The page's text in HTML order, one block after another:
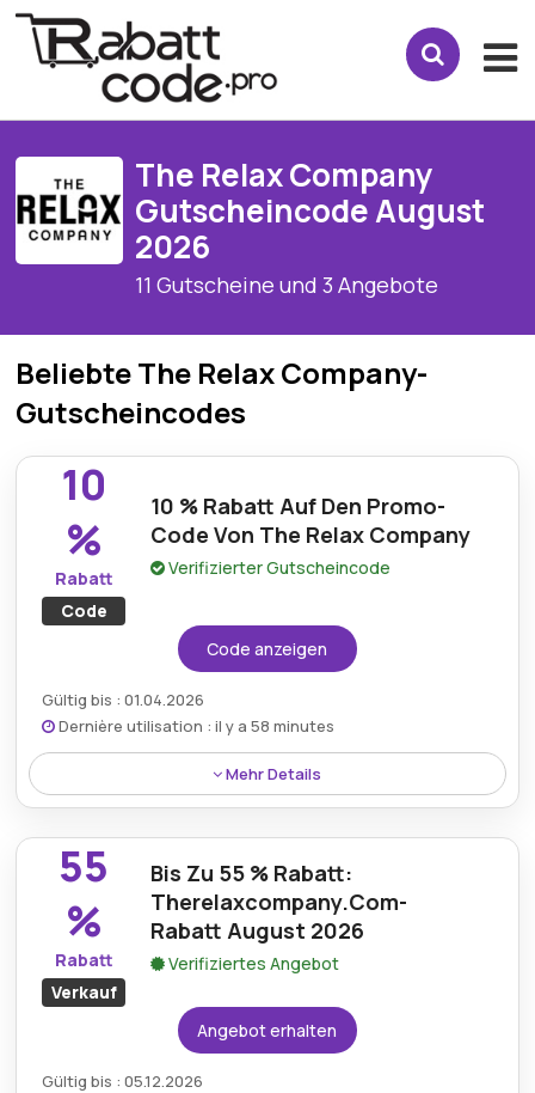
The Relax Company
Gutscheincode August
2026
11 Gutscheine und 3 Angebote
Beliebte The Relax Company-
Gutscheincodes
10
%
Rabatt
Code
10 % Rabatt Auf Den Promo-
Code Von The Relax Company
Verifizierter Gutscheincode
Code anzeigen
Gültig bis : 01.04.2026
Dernière utilisation : il y a 58 minutes
Mehr Details
Nutzen Sie den 10 %-Rabatt-Gutscheincode von
The Relax Company, um erhebliche Ersparnisse bei
einer Vielzahl von Entspannungsprodukten zu
erzielen, darunter Hängematten, Kissen und
Zubehör, sodass Sie Ihren Komfort zu einem
günstigeren Preis steigern können.
55
%
Rabatt
Verkauf
Bis Zu 55 % Rabatt:
Therelaxcompany.Com-
Rabatt August 2026
Verifiziertes Angebot
Angebot erhalten
Gültig bis : 05.12.2026